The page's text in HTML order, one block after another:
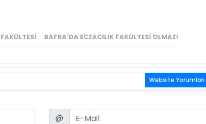
BAFRA’DA ECZACILIK FAKÜLTESI OLMAZ!
Website Yorumları
Email
@